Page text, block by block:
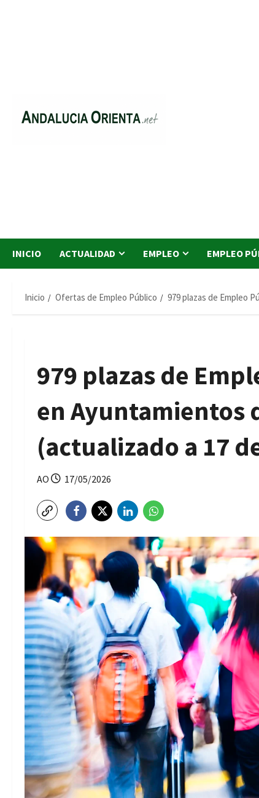
INICIO ACTUALIDAD EMPLEO EMPLEO
Inicio Ofertas de Empleo Público 979 plazas de Empleo
979 plazas de
en Ayuntamientos
(actualizado a 17
AO 17/05/2026